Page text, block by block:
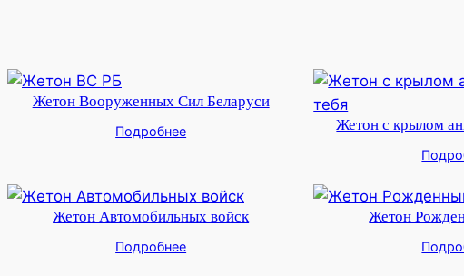
Жетон Вооруженных Сил Беларуси
Подробнее Жетон с крылом
Жетон Автомобильных войск
Подробнее
Жетон